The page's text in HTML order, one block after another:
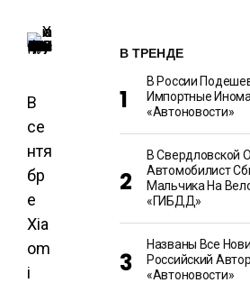
В
се
нтя
бр
е
Xia
om
i
В ТРЕНДЕ
В России
Импортные
«Автоновости»
В Свердловской
Автомобилист
Мальчика На
«ГИБДД»
Названы Все
Российский
«Автоновости»